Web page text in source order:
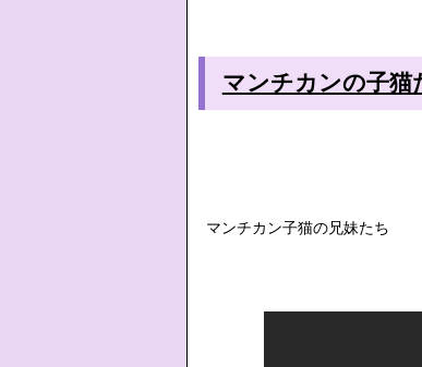
マンチカンの子猫
マンチカン子猫の兄妹たち